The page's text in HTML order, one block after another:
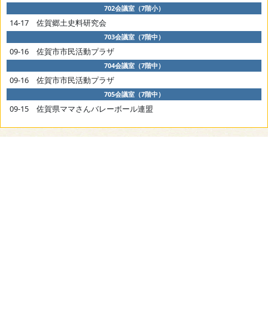
702会議室（7階小）
14-17 佐賀郷土史料研究会
703会議室（7階中）
09-16 佐賀市市民活動プラザ
704会議室（7階中）
09-16 佐賀市市民活動プラザ
705会議室（7階中）
09-15 佐賀県ママさんバレーボール連盟